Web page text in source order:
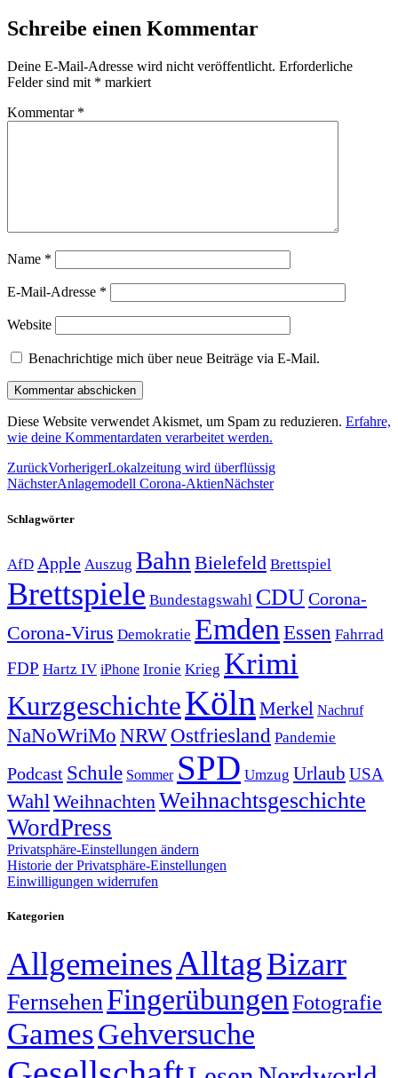
Schreibe einen Kommentar
Deine E-Mail-Adresse wird nicht veröffentlicht. Erforderliche
Felder sind mit * markiert
Kommentar *
Name *
E-Mail-Adresse *
Website
Benachrichtige mich über neue Beiträge via E-Mail.
Diese Website verwendet Akismet, um Spam zu reduzieren. Erfahre,
wie deine Kommentardaten verarbeitet werden.
ZurückVorherigerLokalzeitung wird überflüssig
NächsterAnlagemodell Corona-AktienNächster
Schlagwörter
AfD Apple Auszug Bahn Bielefeld Brettspiel
Brettspiele Bundestagswahl CDUCorona-
Corona-Virus Demokratie Emden Essen Fahrrad
FDP Hartz IV iPhone Ironie Krieg Krimi
KurzgeschichteKöln Merkel Nachruf
NaNoWriMo NRWOstfriesland Pandemie
Podcast Schule Sommer SPD Umzug Urlaub USA
Wahl Weihnachten Weihnachtsgeschichte
WordPress
Privatsphäre-Einstellungen ändern
Historie der Privatsphäre-Einstellungen
Einwilligungen widerrufen
Kategorien
AllgemeinesAlltagBizarr
FernsehenFingerübungen Fotografie
GamesGehversuche